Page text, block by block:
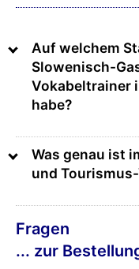
Auf welchem
Slowenisch-
Vokabeltrainer
habe?
Was genau ist
und
Fragen
... zur